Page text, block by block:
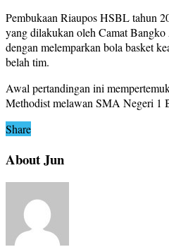
Pembukaan Riaupos HSBL tahun
yang dilakukan oleh Camat
dengan melemparkan bola basket
belah tim.
Awal pertandingan ini
Methodist melawan SMA Negeri 1
Share
About Jun